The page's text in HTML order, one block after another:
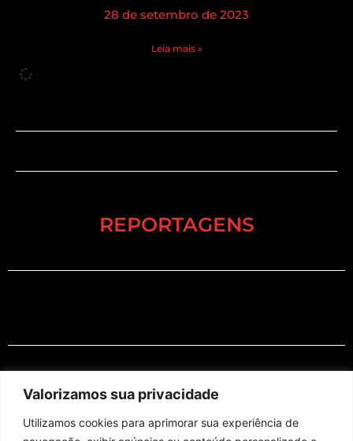
Valorizamos sua privacidade
Utilizamos cookies para aprimorar sua experiência de
28 de setembro de 2023
Leia mais »
REPORTAGENS
EM CARTAZ